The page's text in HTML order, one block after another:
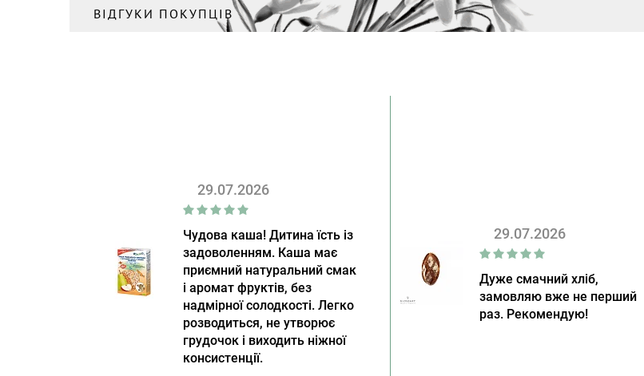
ВІДГУКИ ПОКУПЦІВ
29.07.2026
Чудова каша! Дитина їсть із
задоволенням. Каша має
приємний натуральний смак
і аромат фруктів, без
надмірної солодкості. Легко
розводиться, не утворює
грудочок і виходить ніжної
консистенції.
29.07.2026
Дуже смачний хліб,
замовляю вже не перший
раз. Рекомендую!